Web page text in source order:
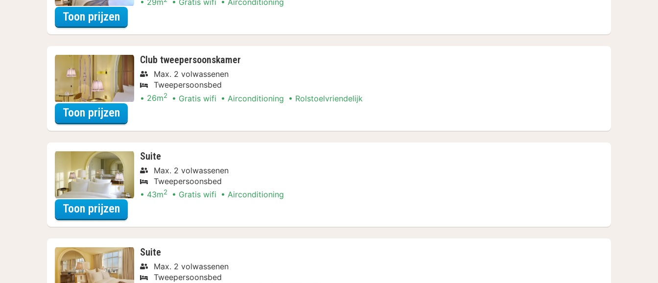
29m
Gratis wifi Airconditioning
Toon prijzen
Club tweepersoonskamer
Max. 2 volwassenen
Tweepersoonsbed
26m2 Gratis wifi Airconditioning Rolstoelvriendelijk
Toon prijzen
Suite
Max. 2 volwassenen
Tweepersoonsbed
43m2 Gratis wifi Airconditioning
Toon prijzen
Suite
Max. 2 volwassenen
Tweepersoonsbed